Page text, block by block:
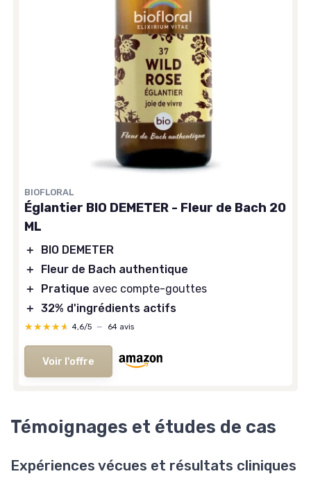
BIOFLORAL
Églantier BIO DEMETER - Fleur de Bach 20
ML
＋
BIO DEMETER
＋
Fleur de Bach authentique
＋
Pratique avec compte-gouttes
＋ 32% d'ingrédients actifs
★★★★★
★★★★★ 4,6/5 — 64 avis
Voir l'offre
Témoignages et études de cas
Expériences vécues et résultats cliniques